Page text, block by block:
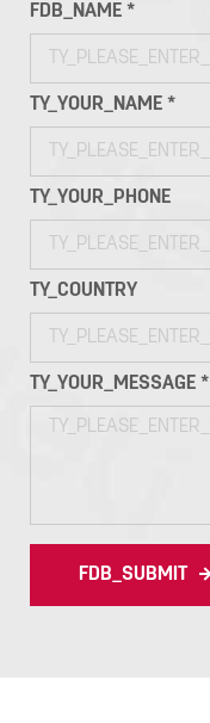
FDB_NAME *
TY_YOUR_NAME *
TY_YOUR_PHONE
TY_COUNTRY
TY_YOUR_MESSAGE *
FDB_SUBMIT